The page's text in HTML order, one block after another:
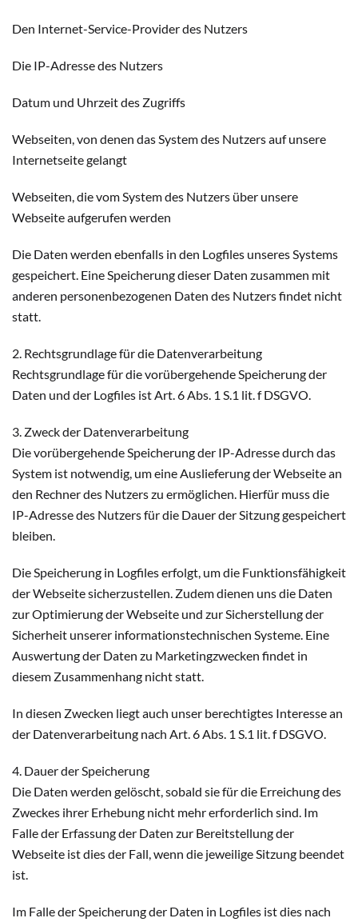
Den Internet-Service-Provider des Nutzers
Die IP-Adresse des Nutzers
Datum und Uhrzeit des Zugriffs
Webseiten, von denen das System des Nutzers auf unsere
Internetseite gelangt
Webseiten, die vom System des Nutzers über unsere
Webseite aufgerufen werden
Die Daten werden ebenfalls in den Logfiles unseres Systems
gespeichert. Eine Speicherung dieser Daten zusammen mit
anderen personenbezogenen Daten des Nutzers findet nicht
statt.
2. Rechtsgrundlage für die Datenverarbeitung
Rechtsgrundlage für die vorübergehende Speicherung der
Daten und der Logfiles ist Art. 6 Abs. 1 S.1 lit. f DSGVO.
3. Zweck der Datenverarbeitung
Die vorübergehende Speicherung der IP-Adresse durch das
System ist notwendig, um eine Auslieferung der Webseite an
den Rechner des Nutzers zu ermöglichen. Hierfür muss die
IP-Adresse des Nutzers für die Dauer der Sitzung gespeichert
bleiben.
Die Speicherung in Logfiles erfolgt, um die Funktionsfähigkeit
der Webseite sicherzustellen. Zudem dienen uns die Daten
zur Optimierung der Webseite und zur Sicherstellung der
Sicherheit unserer informationstechnischen Systeme. Eine
Auswertung der Daten zu Marketingzwecken findet in
diesem Zusammenhang nicht statt.
In diesen Zwecken liegt auch unser berechtigtes Interesse an
der Datenverarbeitung nach Art. 6 Abs. 1 S.1 lit. f DSGVO.
4. Dauer der Speicherung
Die Daten werden gelöscht, sobald sie für die Erreichung des
Zweckes ihrer Erhebung nicht mehr erforderlich sind. Im
Falle der Erfassung der Daten zur Bereitstellung der
Webseite ist dies der Fall, wenn die jeweilige Sitzung beendet
ist.
Im Falle der Speicherung der Daten in Logfiles ist dies nach